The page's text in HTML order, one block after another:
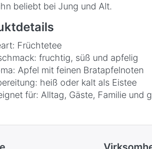
beliebt bei Jung und Alt.
Früchtetee
fruchtig, süß und apfelig
Apfel mit feinen Bratapfelnoten
heiß oder kalt als Eistee
für: Alltag, Gäste, Familie und